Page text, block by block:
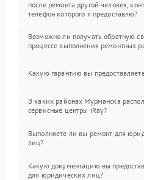
после ремонта другой человек,
телефон которого я предоставлю?
Возможно ли получать обратную
процессе выполнения ремонтных
Какую гарантию вы
В каких районах Мурманска
сервисные центры iRay?
Выполняете ли вы ремонт для
лиц?
Какую документацию вы
для юридических лиц?